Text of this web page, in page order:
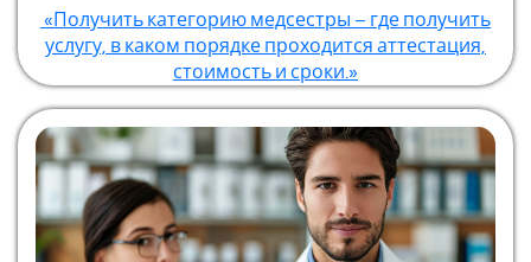
«Получить категорию медсестры – где получить
услугу, в каком порядке проходится аттестация,
стоимость и сроки.»